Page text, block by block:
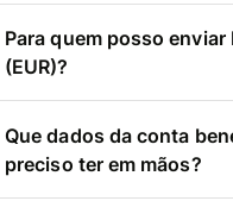
Para quem posso enviar
(EUR)?
Que dados da conta
preciso ter em mãos?